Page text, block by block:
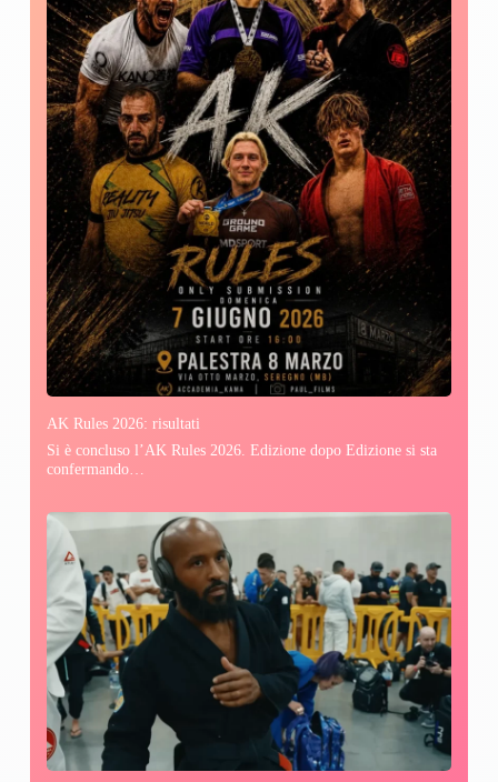
AK Rules 2026: risultati
Si è concluso l’AK Rules 2026. Edizione dopo Edizione si sta
confermando…